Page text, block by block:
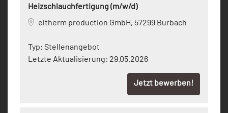
Heizschlauchfertigung (m/w/d)
eltherm production GmbH, 57299 Burbach
Typ: Stellenangebot
Letzte Aktualisierung: 29.05.2026
Jetzt bewerben!